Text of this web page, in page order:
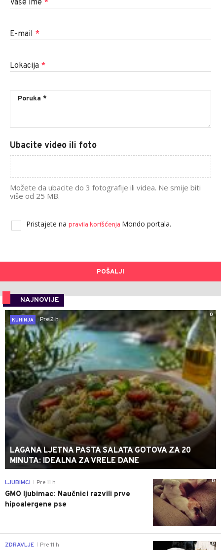
Vaše ime *
E-mail *
Lokacija *
Ubacite video ili foto
Možete da ubacite do 3 fotografije ili videa. Ne smije biti
više od 25 MB.
Pristajete na pravila korišćenja Mondo portala.
POŠALJI
NAJNOVIJE
0
KUHINJA
Pre 2 h
LAGANA LJETNA PASTA SALATA GOTOVA ZA 20
MINUTA: IDEALNA ZA VRELE DANE
0
LJUBIMCI Pre 11 h
GMO ljubimac: Naučnici razvili prve
hipoalergene pse
0
ZDRAVLJE Pre 11 h